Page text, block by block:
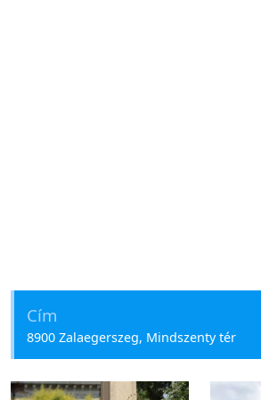
Cím
8900 Zalaegerszeg, Mindszenty tér